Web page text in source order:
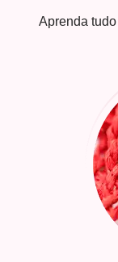
Aprenda